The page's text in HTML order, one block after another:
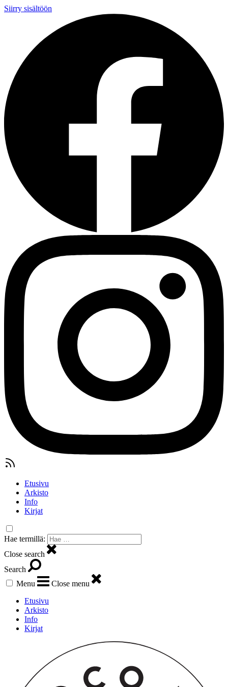
Siirry sisältöön
Etusivu
Arkisto
Info
Kirjat
Hae termillä:
Close search
Search
Menu
Close menu
Etusivu
Arkisto
Info
Kirjat